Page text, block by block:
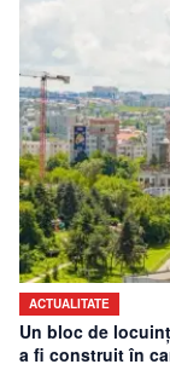
ACTUALITATE
Un bloc de
a fi construit în